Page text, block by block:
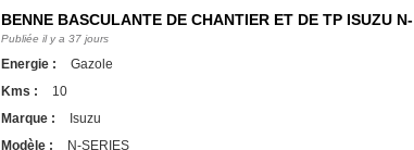
BENNE BASCULANTE DE CHANTIER ET DE TP ISUZU N-
SERIES
Publiée il y a 37 jours
Energie :
Gazole
Kms :
10
Marque :
Isuzu
Modèle :
N-SERIES